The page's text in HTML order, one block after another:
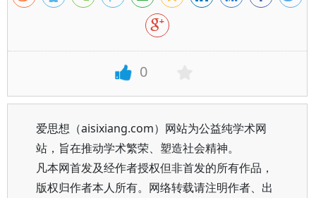
0
爱思想（aisixiang.com）网站为公益纯学术网
站，旨在推动学术繁荣、塑造社会精神。
凡本网首发及经作者授权但非首发的所有作品，
版权归作者本人所有。网络转载请注明作者、出